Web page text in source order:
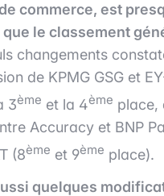
commerce, est
que le classement
changements
de KPMG GSG et
3ème et la 4ème place,
Accuracy et BNP
(8ème et 9ème place).
quelques